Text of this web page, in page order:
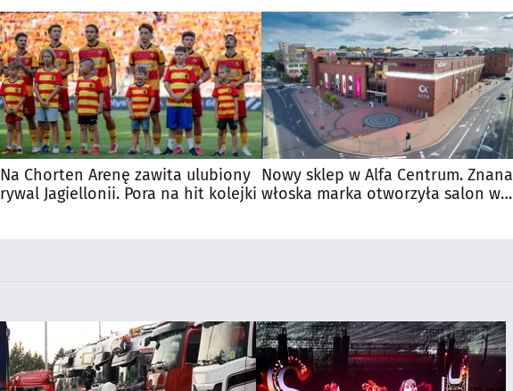
Na Chorten Arenę zawita ulubiony
rywal Jagiellonii. Pora na hit kolejki
Nowy sklep w Alfa Centrum. Znana
włoska marka otworzyła salon w